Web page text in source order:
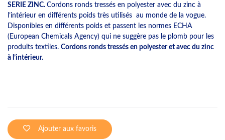
SERIE ZINC. Cordons ronds tressés en polyester avec du zinc à
l’intérieur en différents poids très utilisés au monde de la vogue.
Disponibles en différents poids et passent les normes ECHA
(European Chemicals Agency) qui ne suggère pas le plomb pour les
produits textiles. Cordons ronds tressés en polyester et avec du zinc
à l’intérieur.
Ajouter aux favoris